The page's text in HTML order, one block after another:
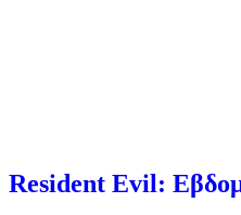
Resident Evil: